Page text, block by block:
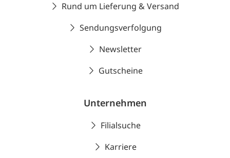
Rund um Lieferung & Versand
Sendungsverfolgung
Newsletter
Gutscheine
Unternehmen
Filialsuche
Karriere